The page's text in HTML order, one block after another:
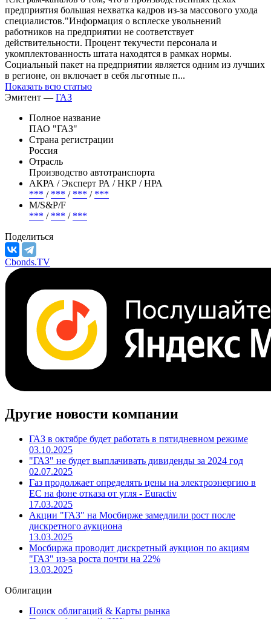
предприятия большая нехватка кадров из-за массового ухода
специалистов."Информация о всплеске увольнений
работников на предприятии не соответствует
действительности. Процент текучести персонала и
укомплектованность штата находятся в рамках нормы.
Социальный пакет на предприятии является одним из лучших
в регионе, он включает в себя льготные п...
Показать всю статью
Эмитент — ГАЗ
Полное название
ПАО "ГАЗ"
Страна регистрации
Россия
Отрасль
Производство автотранспорта
АКРА / Эксперт РА / НКР / НРА
*** / *** / *** / ***
М/S&P/F
*** / *** / ***
Поделиться
Cbonds.TV
Другие новости компании
ГАЗ в октябре будет работать в пятидневном режиме
03.10.2025
"ГАЗ" не будет выплачивать дивиденды за 2024 год
02.07.2025
Газ продолжает определять цены на электроэнергию в
ЕС на фоне отказа от угля - Euractiv
17.03.2025
Акции "ГАЗ" на Мосбирже замедлили рост после
дискретного аукциона
13.03.2025
Мосбиржа проводит дискретный аукцион по акциям
"ГАЗ" из-за роста почти на 22%
13.03.2025
Облигации
Поиск облигаций & Карты рынка